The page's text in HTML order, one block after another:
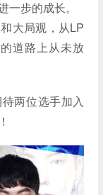
步的成长。
大局观，从LP
道路上从未放
两位选手加入